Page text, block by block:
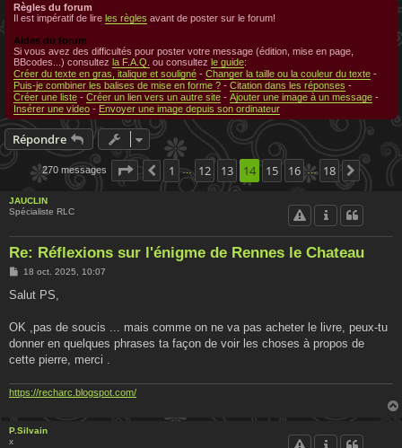
Règles du forum
Il est impératif de lire les règles avant de poster sur le forum!
Aides du forum
Si vous avez des difficultés pour poster votre message (édition, mise en page,
BBcodes...) consultez la F.A.Q. ou consultez le guide:
Créer du texte en gras, italique et souligné - Changer la taille ou la couleur du texte -
Puis-je combiner les balises de mise en forme ? - Citation dans les réponses -
Créer une liste - Créer un lien vers un autre site - Ajouter une image à un message -
Insérer une video - Envoyer une image depuis son ordinateur
Répondre
270 messages Page 14 sur 18
Précédente
1 … 12 13 14 15 16 … 18
JAUCLIN
Spécialiste RLC
Re: Réflexions sur l'énigme de Rennes le Chateau
M
s
g
18 oct. 2025, 10:07
Salut PS,
OK ,pas de soucis ... mais comme on ne va pas acheter le livre, peux-tu
donner en quelques phrases ta façon de voir les choses à propos de
cette pierre, merci .
https://recharc.blogspot.com/
P.Silvain
x